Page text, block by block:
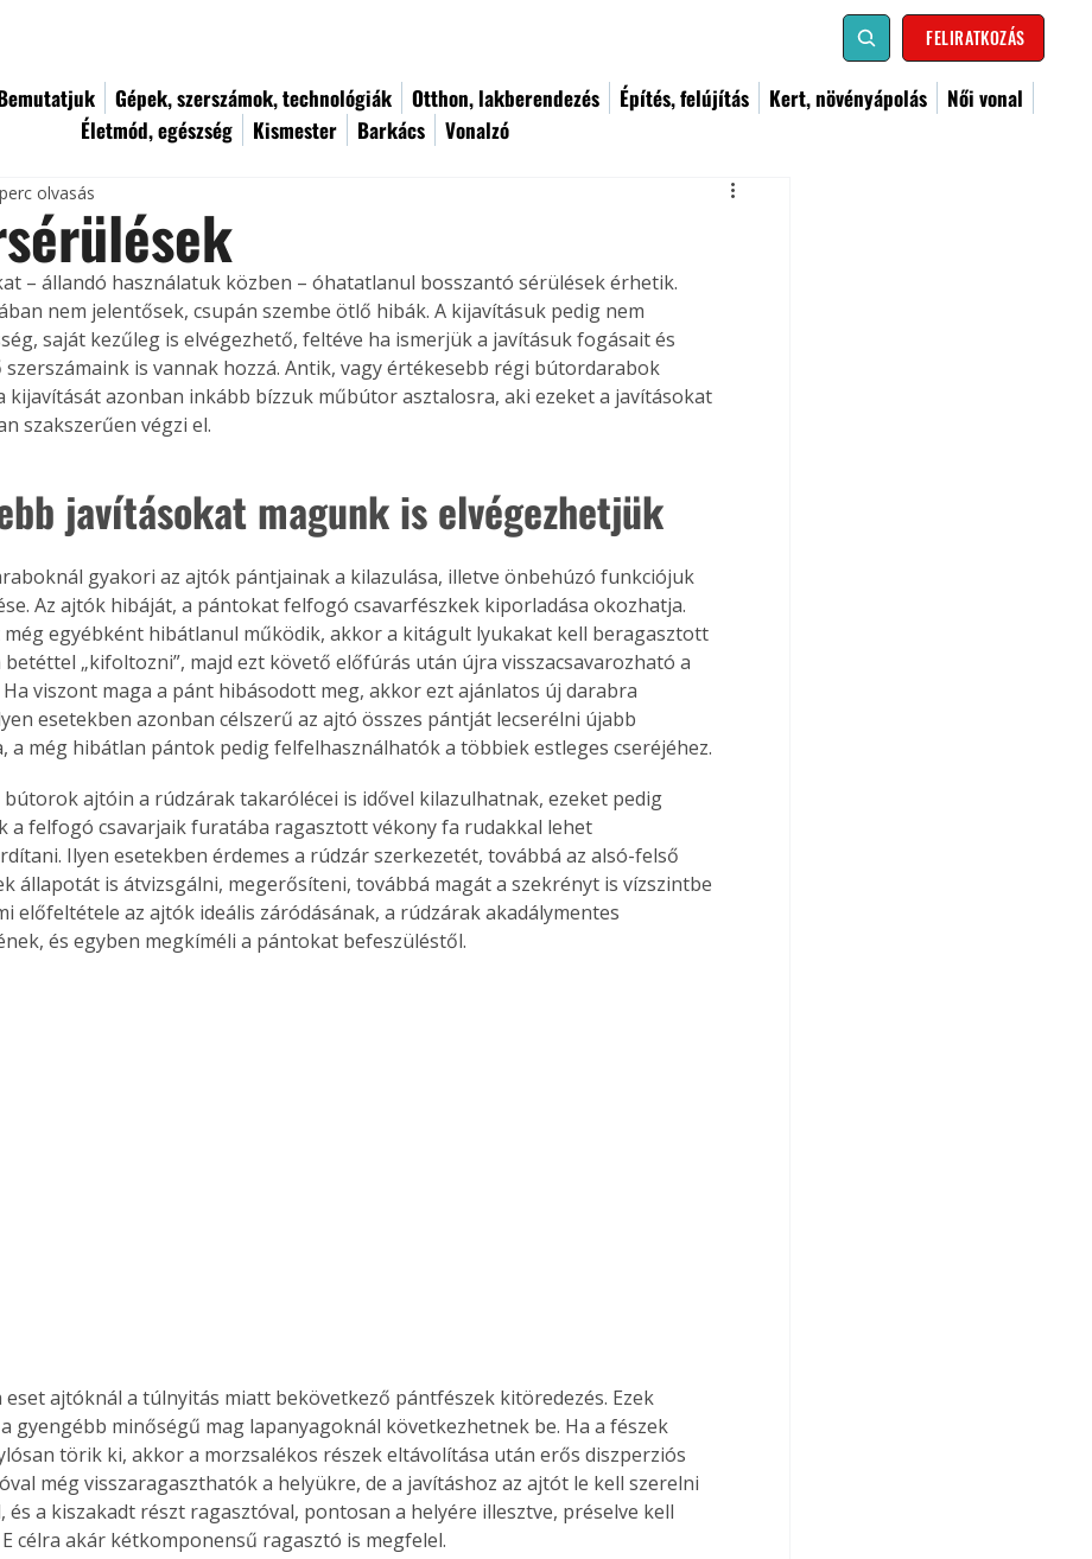
FELIRATKOZÁS
Gépek, szerszámok, technológiák Otthon, lakberendezés Építés, felújítás Kert, növényápolás
Női vonal
Életmód, egészség
Kismester Barkács Vonalzó
olvasás
– állandó használatuk közben – óhatatlanul bosszantó sérülések érhetik.
nem jelentősek, csupán szembe ötlő hibák. A kijavításuk pedig nem
saját kezűleg is elvégezhető, feltéve ha ismerjük a javításuk fogásait és
szerszámaink is vannak hozzá. Antik, vagy értékesebb régi bútordarabok
kijavítását azonban inkább bízzuk műbútor asztalosra, aki ezeket a javításokat
szakszerűen végzi el.
javításokat magunk is elvégezhetjük
gyakori az ajtók pántjainak a kilazulása, illetve önbehúzó funkciójuk
Az ajtók hibáját, a pántokat felfogó csavarfészkek kiporladása okozhatja.
még egyébként hibátlanul működik, akkor a kitágult lyukakat kell beragasztott
betéttel „kifoltozni”, majd ezt követő előfúrás után újra visszacsavarozható a
Ha viszont maga a pánt hibásodott meg, akkor ezt ajánlatos új darabra
esetekben azonban célszerű az ajtó összes pántját lecserélni újabb
a még hibátlan pántok pedig felfelhasználhatók a többiek estleges cseréjéhez.
ajtóin a rúdzárak takarólécei is idővel kilazulhatnak, ezeket pedig
a felfogó csavarjaik furatába ragasztott vékony fa rudakkal lehet
Ilyen esetekben érdemes a rúdzár szerkezetét, továbbá az alsó-felső
állapotát is átvizsgálni, megerősíteni, továbbá magát a szekrényt is vízszintbe
előfeltétele az ajtók ideális záródásának, a rúdzárak akadálymentes
és egyben megkíméli a pántokat befeszüléstől.
eset ajtóknál a túlnyitás miatt bekövetkező pántfészek kitöredezés. Ezek
gyengébb minőségű mag lapanyagoknál következhetnek be. Ha a fészek
törik ki, akkor a morzsalékos részek eltávolítása után erős diszperziós
még visszaragaszthatók a helyükre, de a javításhoz az ajtót le kell szerelni
és a kiszakadt részt ragasztóval, pontosan a helyére illesztve, préselve kell
célra akár kétkomponensű ragasztó is megfelel.